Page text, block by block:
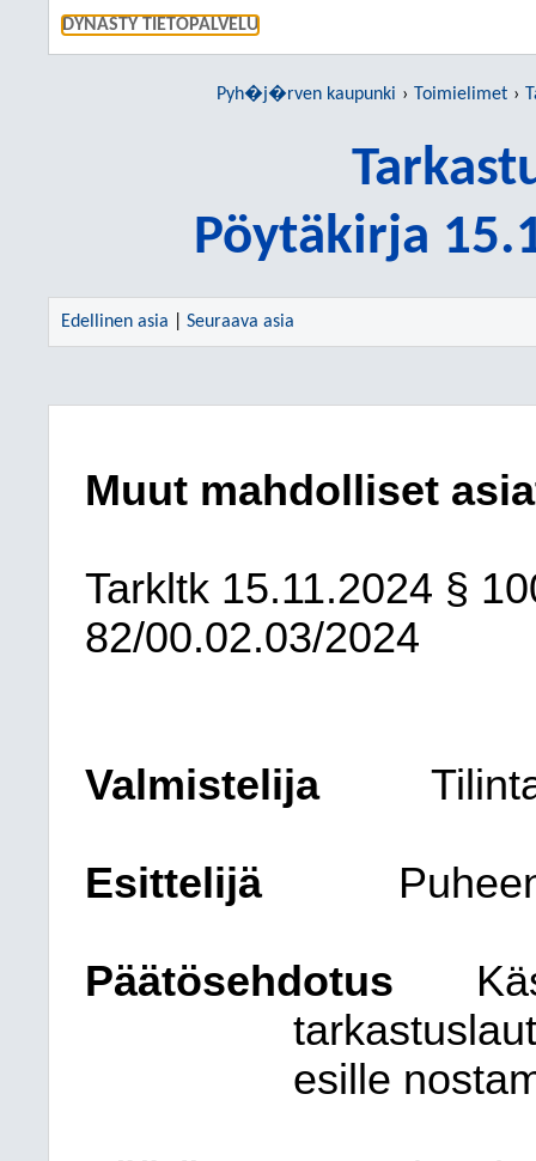
DYNASTY TIETOPALVELU
Pyh�j�rven kaupunki Toimielimet
Pöytäkirja
Edellinen asia Seuraava asia
Muut mahdolliset
Tarkltk 15.11.2024 §
82/00.02.03/2024
Valmistelija
Esittelijä
Päätösehdotus
esille